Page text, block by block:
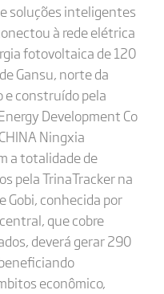
soluções inteligentes
à rede elétrica
fotovoltaica de 120
Gansu, norte da
e construído pela
Development Co
Ningxia
a totalidade de
pela TrinaTracker na
Gobi, conhecida por
que cobre
deverá gerar 290
econômico,